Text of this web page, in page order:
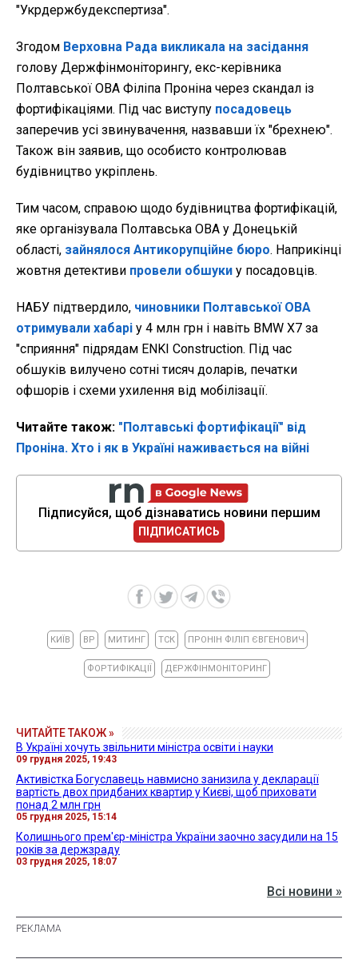
"Укрдержбудекспертиза".
Згодом Верховна Рада викликала на засідання
голову Держфінмоніторингу, екс-керівника
Полтавської ОВА Філіпа Проніна через скандал із
фортифікаціями. Під час виступу посадовець
заперечив усі звинувачення, назвавши їх "брехнею".
Також він заявив, що особисто контролював
будівництво укріплень.
Тим часом, справою щодо будівництва фортифікацій,
яке організувала Полтавська ОВА у Донецькій
області, зайнялося Антикорупційне бюро. Наприкінці
жовтня детективи провели обшуки у посадовців.
НАБУ підтвердило, чиновники Полтавської ОВА
отримували хабарі у 4 млн грн і навіть BMW X7 за
"сприяння" підрядам ENKI Construction. Під час
обшуків вилучено сотні тисяч доларів, печатки
офшорів і схеми ухилення від мобілізації.
Читайте також: "Полтавські фортифікації" від
Проніна. Хто і як в Україні наживається на війні
Підписуйся, щоб дізнаватись новини першим
ПІДПИСАТИСЬ
КИЇВ ВР МИТИНГ ТСК ПРОНІН ФІЛІП ЄВГЕНОВИЧ
ФОРТИФІКАЦІЇ ДЕРЖФІНМОНІТОРИНГ
ЧИТАЙТЕ ТАКОЖ »
В Україні хочуть звільнити міністра освіти і науки
09 грудня 2025, 19:43
Активістка Богуславець навмисно занизила у декларації
вартість двох придбаних квартир у Києві, щоб приховати
понад 2 млн грн
05 грудня 2025, 15:14
Колишнього прем'єр-міністра України заочно засудили на 15
років за держзраду
03 грудня 2025, 18:07
Всі новини »